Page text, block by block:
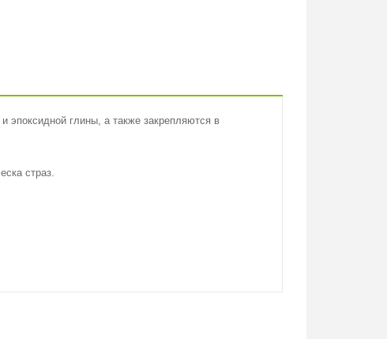
эпоксидной глины, а также закрепляются в
страз.